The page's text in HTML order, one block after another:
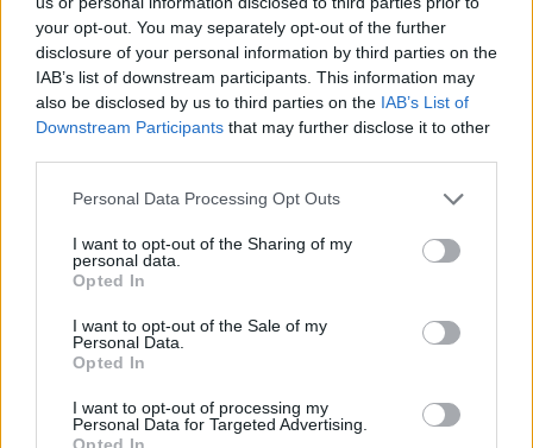
your opt-out. You may separately opt-out of the further
disclosure of your personal information by third parties on the
IAB’s list of downstream participants. This information may
also be disclosed by us to third parties on the IAB’s List of
Downstream Participants that may further disclose it to other
Personal Data Processing Opt Outs
I want to opt-out of the Sharing of my
personal data.
Opted In
I want to opt-out of the Sale of my
Personal Data.
Opted In
I want to opt-out of processing my
Personal Data for Targeted Advertising.
Opted In
2026. augusztus 06., csütörtök
3,4-es erősségű földrengés volt